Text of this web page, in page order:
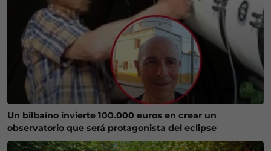
Un bilbaíno invierte 100.000 euros en crear un
observatorio que será protagonista del eclipse